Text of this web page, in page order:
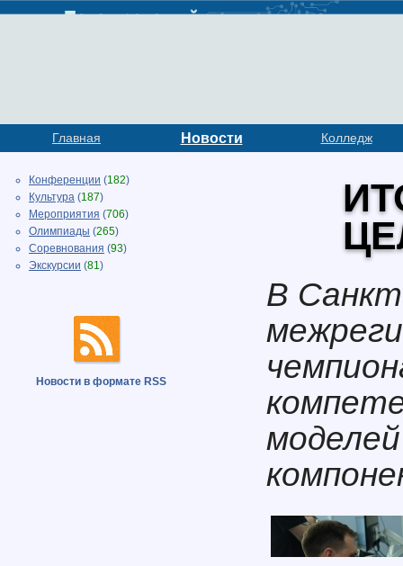
Главная Новости Колледж
Конференции (182)
Культура (187)
Мероприятия (706)
Олимпиады (265)
Соревнования (93)
Экскурсии (81)
Новости в формате RSS
В